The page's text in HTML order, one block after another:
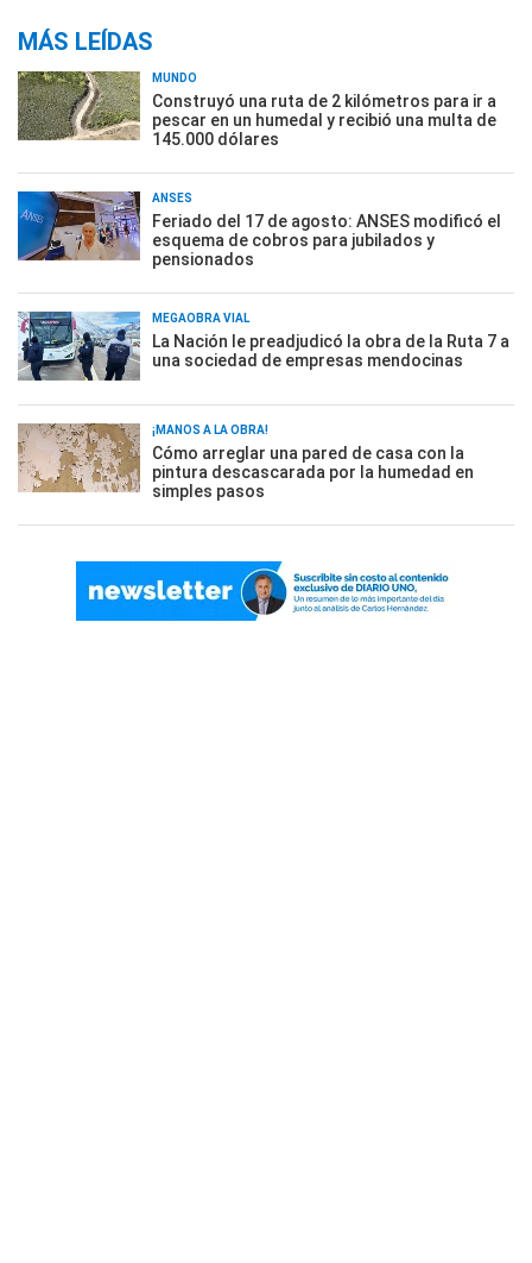
MÁS LEÍDAS
MUNDO
Construyó una ruta de 2 kilómetros para ir a
pescar en un humedal y recibió una multa de
145.000 dólares
ANSES
Feriado del 17 de agosto: ANSES modificó el
esquema de cobros para jubilados y
pensionados
MEGAOBRA VIAL
La Nación le preadjudicó la obra de la Ruta 7 a
una sociedad de empresas mendocinas
¡MANOS A LA OBRA!
Cómo arreglar una pared de casa con la
pintura descascarada por la humedad en
simples pasos